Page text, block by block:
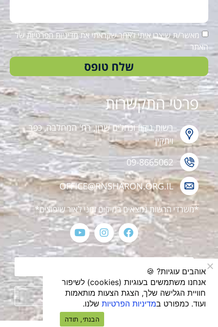
מאשר/ת שיצרו איתי לאחר שקראתי אתמדיניות הפרטיותשל
האתר
שלח טופס
פרטי התקשרות
רשות ניקוז ונחלים שרון, רח' המחלבה, כפר
ויתקין
09-8665062
OFFICE@RNSHARON.ORG.IL
*משרדי הרשות נמצאים במיקום זמני לאור שיפוצים*
מדיניות פרטיות
אוהבים עוגיות? 🍪
אנחנו משתמשים בעוגיות (cookies) לשיפור
חוויית הגלישה שלך, הצגת הצעות מותאמות
ועוד. כמפורט במדיניות הפרטיות שלנו.
הבנתי, תודה